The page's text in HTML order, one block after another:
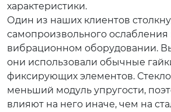
характеристики.
Один из наших клиентов
самопроизвольного
вибрационном оборудовании.
они использовали обычные
фиксирующих элементов.
меньший модуль упругости,
влияют на него иначе, чем на